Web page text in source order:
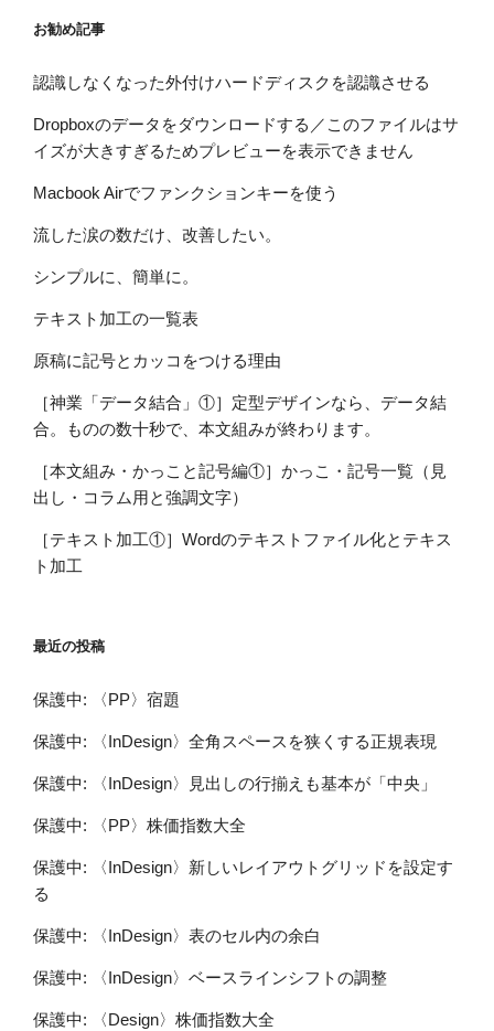
お勧め記事
認識しなくなった外付けハードディスクを認識させる
Dropboxのデータをダウンロードする／このファイルはサ
イズが大きすぎるためプレビューを表示できません
Macbook Airでファンクションキーを使う
流した涙の数だけ、改善したい。
シンプルに、簡単に。
テキスト加工の一覧表
原稿に記号とカッコをつける理由
［神業「データ結合」①］定型デザインなら、データ結
合。ものの数十秒で、本文組みが終わります。
［本文組み・かっこと記号編①］かっこ・記号一覧（見
出し・コラム用と強調文字）
［テキスト加工①］Wordのテキストファイル化とテキス
ト加工
最近の投稿
保護中: 〈PP〉宿題
保護中: 〈InDesign〉全角スペースを狭くする正規表現
保護中: 〈InDesign〉見出しの行揃えも基本が「中央」
保護中: 〈PP〉株価指数大全
保護中: 〈InDesign〉新しいレイアウトグリッドを設定す
る
保護中: 〈InDesign〉表のセル内の余白
保護中: 〈InDesign〉ベースラインシフトの調整
保護中: 〈Design〉株価指数大全